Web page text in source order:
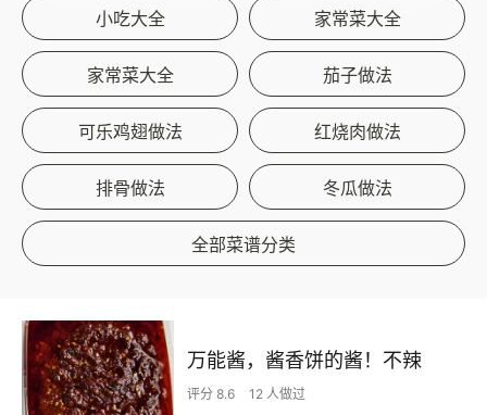
小吃大全 家常菜大全
家常菜大全 茄子做法
可乐鸡翅做法 红烧肉做法
排骨做法 冬瓜做法
全部菜谱分类
万能酱，酱香饼的酱！不辣
评分 8.6 12 人做过